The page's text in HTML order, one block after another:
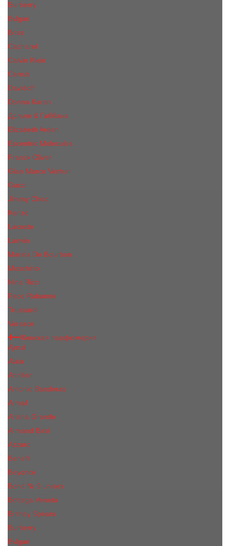
Burberry
Bvlgari
Boss
Cacharel
Calvin Klein
Cerruti
Davidoff
Donna Karan
Дольче & Габбана
Elizabeth Arden
Escentric Molecules
Franck Oliver
Gian Marco Venturi
Gucci
Jimmy Choo
Kenzo
Lacoste
Lanvin
Marina De Bourbon
Moschino
Nina Ricci
Paco Rabanne
Trussardi
Versace
Женская парфюмерия
Ajmal
Alaia
Annifen
Antonio Banderas
Armaf
Ariana Grande
Armand Basi
Azzaro
Benefit
Beyonce
Bond № 9 unisex
Bottega Veneta
Britney Spears
Burberry
Bvlgari